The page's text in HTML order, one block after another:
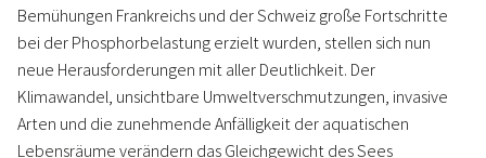
Bemühungen Frankreichs und der Schweiz große Fortschritte
bei der Phosphorbelastung erzielt wurden, stellen sich nun
neue Herausforderungen mit aller Deutlichkeit. Der
Klimawandel, unsichtbare Umweltverschmutzungen, invasive
Arten und die zunehmende Anfälligkeit der aquatischen
Lebensräume verändern das Gleichgewicht des Sees